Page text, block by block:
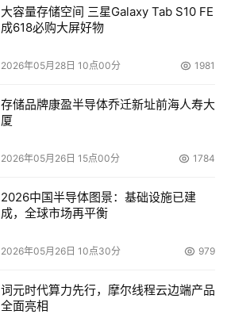
大容量存储空间 三星Galaxy Tab S10 FE
成618必购大屏好物
2026年05月28日 10点00分 1981
存储品牌康盈半导体乔迁新址前海人寿大
厦
2026年05月26日 15点00分 1784
2026中国半导体图景：基础设施已建
成，全球市场再平衡
2026年05月26日 10点30分 979
词元时代算力先行，摩尔线程云边端产品
全面亮相